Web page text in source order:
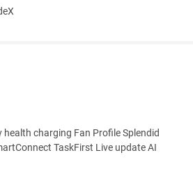
charging Fan Profile Splendid
TaskFirst Live update AI